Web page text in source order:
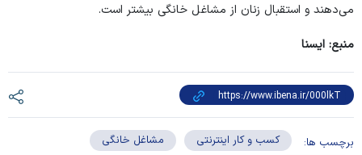
می‌دهند و استقبال زنان از مشاغل خانگی بیشتر است.
منبع: ایسنا
برچسب ها: کسب و کار اینترنتی
مشاغل خانگی